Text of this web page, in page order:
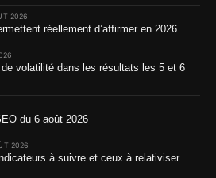
2026
réellement d’affirmer en 2026
volatilité dans les résultats les 5 et 6
du 6 août 2026
2026
à suivre et ceux à relativiser